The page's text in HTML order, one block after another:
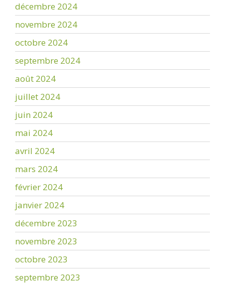
décembre 2024
novembre 2024
octobre 2024
septembre 2024
août 2024
juillet 2024
juin 2024
mai 2024
avril 2024
mars 2024
février 2024
janvier 2024
décembre 2023
novembre 2023
octobre 2023
septembre 2023